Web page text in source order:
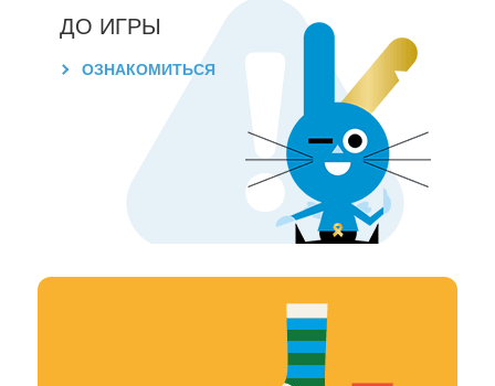
ДО ИГРЫ
ОЗНАКОМИТЬСЯ